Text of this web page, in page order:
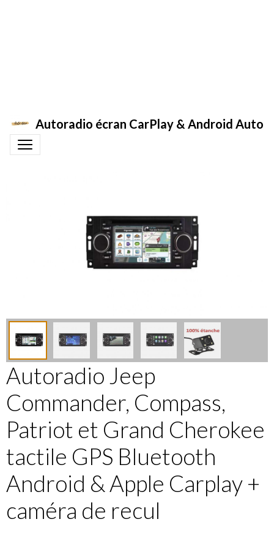
Autoradio écran CarPlay & Android Auto
Autoradio Jeep
Commander, Compass,
Patriot et Grand Cherokee
tactile GPS Bluetooth
Android & Apple Carplay +
caméra de recul